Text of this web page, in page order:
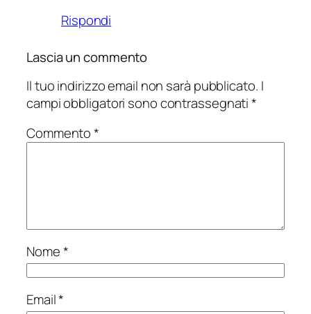
Rispondi
Lascia un commento
Il tuo indirizzo email non sarà pubblicato. I
campi obbligatori sono contrassegnati*
Commento*
Nome*
Email*